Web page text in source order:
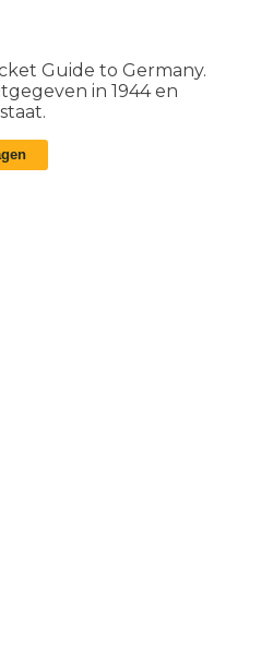
Guide to Germany.
in 1944 en